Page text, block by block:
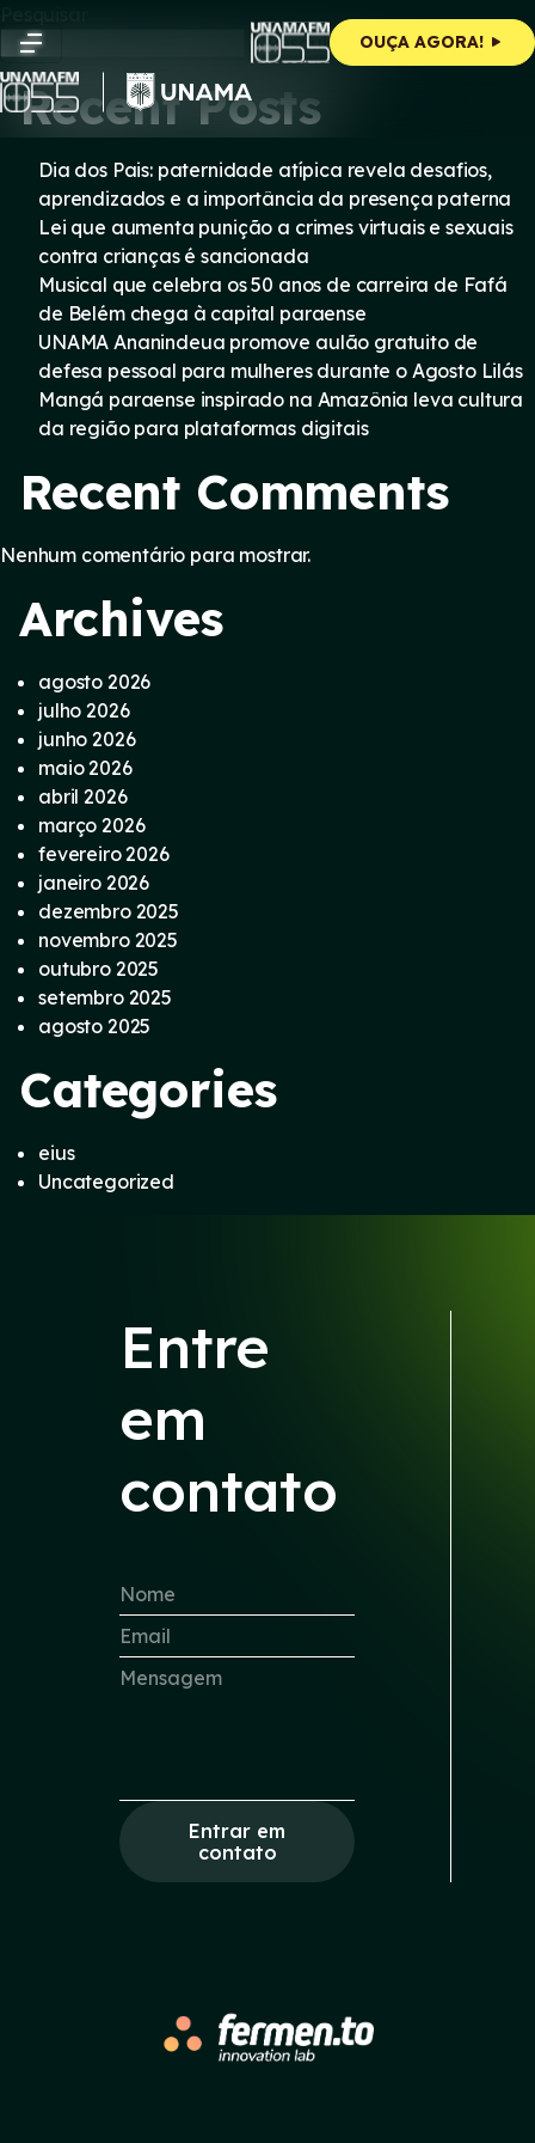
content
OUÇA AGORA!
Pesquisar
Pesquisar
Recent Posts
Dia dos Pais: paternidade atípica revela desafios,
aprendizados e a importância da presença paterna
Lei que aumenta punição a crimes virtuais e sexuais
contra crianças é sancionada
Musical que celebra os 50 anos de carreira de Fafá
de Belém chega à capital paraense
UNAMA Ananindeua promove aulão gratuito de
defesa pessoal para mulheres durante o Agosto Lilás
Mangá paraense inspirado na Amazônia leva cultura
da região para plataformas digitais
Recent Comments
Nenhum comentário para mostrar.
Archives
agosto 2026
julho 2026
junho 2026
maio 2026
abril 2026
março 2026
fevereiro 2026
janeiro 2026
dezembro 2025
novembro 2025
outubro 2025
setembro 2025
agosto 2025
Categories
eius
Uncategorized
Entre
em
contato
Entrar em
contato